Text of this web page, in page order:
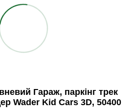
Гараж, паркінг трек
Wader Kid Cars 3D, 50400